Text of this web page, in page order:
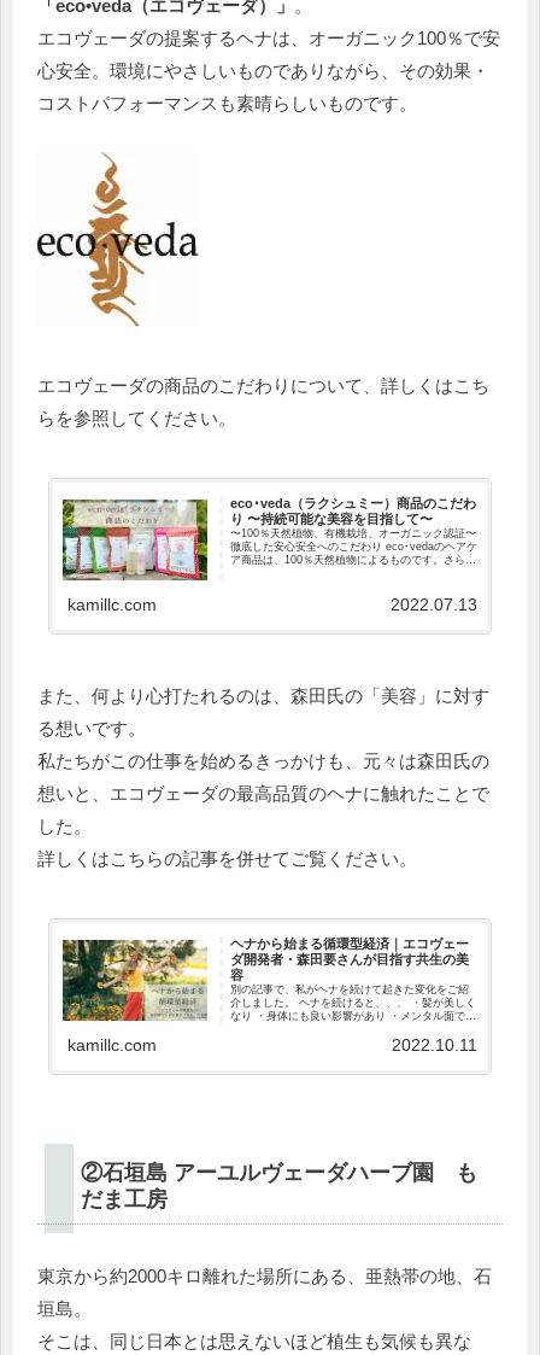
「eco•veda（エコヴェーダ）」 。
エコヴェーダの提案するヘナは、オーガニック100％で安
心安全。環境にやさしいものでありながら、その効果・
コストパフォーマンスも素晴らしいものです。
エコヴェーダの商品のこだわりについて、詳しくはこち
らを参照してください。
eco･veda（ラクシュミー）商品のこだわ
り 〜持続可能な美容を目指して〜
〜100％天然植物、有機栽培、オーガニック認証〜
徹底した安心安全へのこだわり eco･vedaのヘアケ
ア商品は、100％天然植物によるものです。さら
kamillc.com 2022.07.13
また、何より心打たれるのは、森田氏の「美容」に対す
る想いです。
私たちがこの仕事を始めるきっかけも、元々は森田氏の
想いと、エコヴェーダの最高品質のヘナに触れたことで
した。
詳しくはこちらの記事を併せてご覧ください。
ヘナから始まる循環型経済｜エコヴェー
ダ開発者・森田要さんが目指す共生の美
容
別の記事で、私がヘナを続けて起きた変化をご紹
介しました。 ヘナを続けると、、、 ・髪が美しく
なり ・身体にも良い影響があり ・メンタル面でも
わる という変化をご紹介したわけですが（詳...
kamillc.com 2022.10.11
②石垣島 アーユルヴェーダハーブ園 も
だま工房
東京から約2000キロ離れた場所にある、亜熱帯の地、石
垣島。
そこは、同じ日本とは思えないほど植生も気候も異な